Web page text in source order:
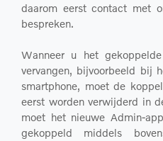
daarom eerst contact met
bespreken.
Wanneer u het
vervangen, bijvoorbeeld bij
smartphone, moet de
eerst worden verwijderd in
moet het nieuwe Admin-
gekoppeld middels